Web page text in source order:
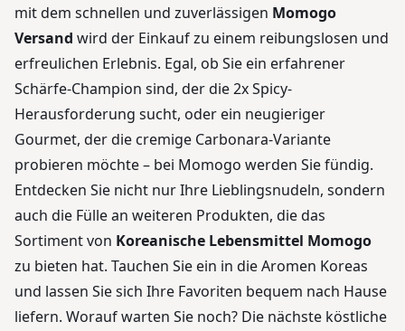
mit dem schnellen und zuverlässigen Momogo
Versand wird der Einkauf zu einem reibungslosen und
erfreulichen Erlebnis. Egal, ob Sie ein erfahrener
Schärfe-Champion sind, der die 2x Spicy-
Herausforderung sucht, oder ein neugieriger
Gourmet, der die cremige Carbonara-Variante
probieren möchte – bei Momogo werden Sie fündig.
Entdecken Sie nicht nur Ihre Lieblingsnudeln, sondern
auch die Fülle an weiteren Produkten, die das
Sortiment von Koreanische Lebensmittel Momogo
zu bieten hat. Tauchen Sie ein in die Aromen Koreas
und lassen Sie sich Ihre Favoriten bequem nach Hause
liefern. Worauf warten Sie noch? Die nächste köstliche